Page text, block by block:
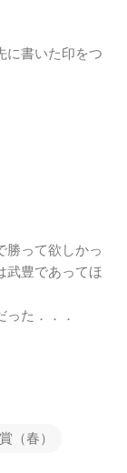
書いた印をつ
って欲しかっ
豊であってほ
た．．．
（春）